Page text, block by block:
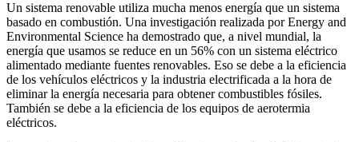
Un sistema renovable utiliza mucha menos energía que un sistema
basado en combustión. Una investigación realizada por Energy and
Environmental Science ha demostrado que, a nivel mundial, la
energía que usamos se reduce en un 56% con un sistema eléctrico
alimentado mediante fuentes renovables. Eso se debe a la eficiencia
de los vehículos eléctricos y la industria electrificada a la hora de
eliminar la energía necesaria para obtener combustibles fósiles.
También se debe a la eficiencia de los equipos de aerotermia
eléctricos.